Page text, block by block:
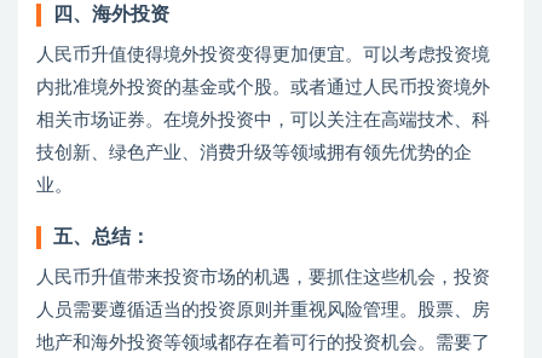
四、海外投资
人民币升值使得境外投资变得更加便宜。可以考虑投资境
内批准境外投资的基金或个股。或者通过人民币投资境外
相关市场证券。在境外投资中，可以关注在高端技术、科
技创新、绿色产业、消费升级等领域拥有领先优势的企
业。
五、总结：
人民币升值带来投资市场的机遇，要抓住这些机会，投资
人员需要遵循适当的投资原则并重视风险管理。股票、房
地产和海外投资等领域都存在着可行的投资机会。需要了